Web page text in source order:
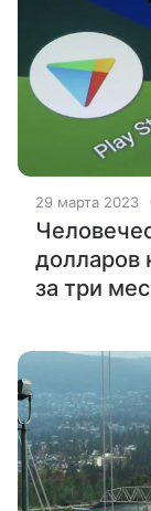
29 марта 2023
долларов
за три